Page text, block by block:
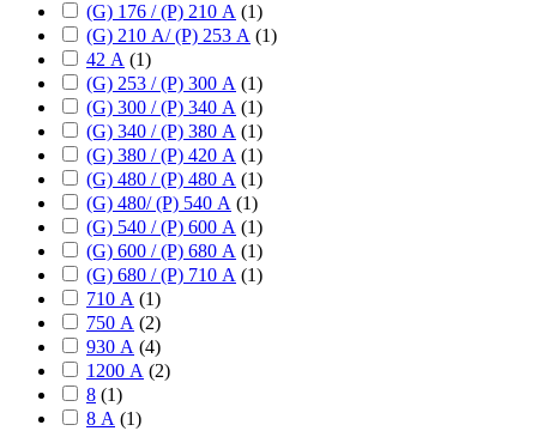
(G) 176 / (P) 210 А (1)
(G) 210 А/ (P) 253 А (1)
42 А (1)
(G) 253 / (P) 300 А (1)
(G) 300 / (P) 340 А (1)
(G) 340 / (P) 380 А (1)
(G) 380 / (P) 420 А (1)
(G) 480 / (P) 480 А (1)
(G) 480/ (P) 540 А (1)
(G) 540 / (P) 600 А (1)
(G) 600 / (P) 680 А (1)
(G) 680 / (P) 710 А (1)
710 А (1)
750 А (2)
930 А (4)
1200 А (2)
8 (1)
8 А (1)